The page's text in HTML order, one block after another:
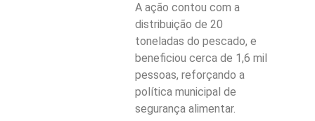
A ação contou com a
distribuição de 20
toneladas do pescado, e
beneficiou cerca de 1,6 mil
pessoas, reforçando a
política municipal de
segurança alimentar.